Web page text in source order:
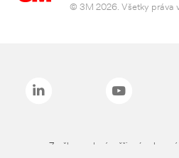
© 3M 2026. Všetky práva
Značky uvedené vyššie sú